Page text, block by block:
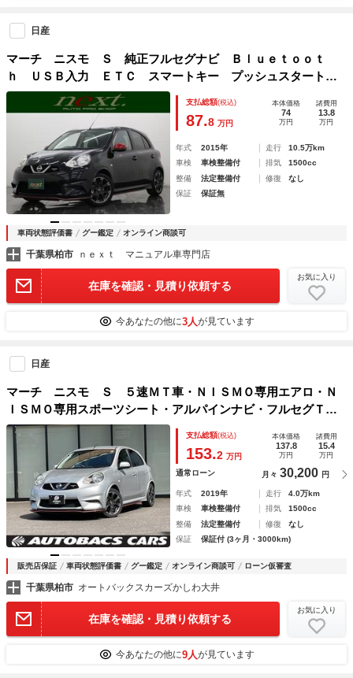
日産
マーチ ニスモ Ｓ 純正フルセグナビ Ｂｌｕｅｔｏｏｔ
ｈ ＵＳＢ入力 ＥＴＣ スマートキー プッシュスタート
オートエアコン ニスモ専用シート オートライト 純正アル
ミホイール ５ＭＴ
支払総額(税込)
87.8 万円
本体価格
74
万円
諸費用
13.8
万円
年式 2015年 走行
10.5万km
車検
車検整備付 排気
1500cc
整備
法定整備付 修復
なし
保証
保証無
車両状態評価書 グー鑑定 オンライン商談可
千葉県柏市 ｎｅｘｔ マニュアル車専門店
在庫を確認・見積り依頼する
お気に入り
今あなたの他に3人が見ています
日産
マーチ ニスモ Ｓ ５速ＭＴ車・ＮＩＳＭＯ専用エアロ・Ｎ
ＩＳＭＯ専用スポーツシート・アルパインナビ・フルセグＴ
Ｖ・バックカメラ・ＥＴＣ
支払総額(税込)
153.2 万円
本体価格
137.8
万円
諸費用
15.4
万円
通常ローン 月々 30,200 円
年式 2019年 走行
4.0万km
車検
車検整備付 排気
1500cc
整備
法定整備付 修復
なし
保証
保証付 (3ヶ月・3000km)
販売店保証 車両状態評価書 グー鑑定 オンライン商談可 ローン仮審査
千葉県柏市 オートバックスカーズかしわ大井
在庫を確認・見積り依頼する
お気に入り
今あなたの他に9人が見ています